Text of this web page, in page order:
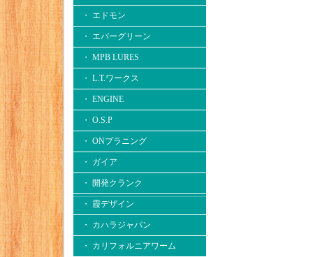
・ エドモン
・ エバーグリーン
・ MPB LURES
・ L.T.ワークス
・ ENGINE
・ O.S.P
・ ONプラニング
・ ガイア
・ 開発クランク
・ 霞デザイン
・ カハラジャパン
・ カリフォルニアワーム